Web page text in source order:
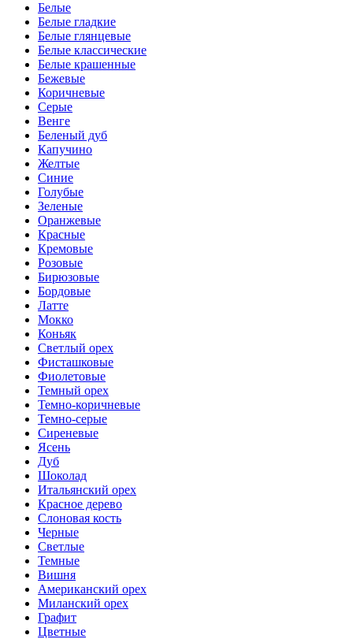
Белые
Белые гладкие
Белые глянцевые
Белые классические
Белые крашенные
Бежевые
Коричневые
Серые
Венге
Беленый дуб
Капучино
Желтые
Синие
Голубые
Зеленые
Оранжевые
Красные
Кремовые
Розовые
Бирюзовые
Бордовые
Латте
Мокко
Коньяк
Светлый орех
Фисташковые
Фиолетовые
Темный орех
Темно-коричневые
Темно-серые
Сиреневые
Ясень
Дуб
Шоколад
Итальянский орех
Красное дерево
Слоновая кость
Черные
Светлые
Темные
Вишня
Американский орех
Миланский орех
Графит
Цветные